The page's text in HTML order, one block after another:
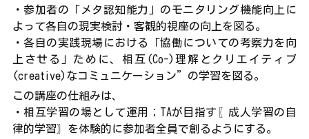
・参加者の「メタ認知能力」のモニタリング機能向上に
よって各自の現実検討・客観的視座の向上を図る。
・各自の実践現場における「協働についての考察力を向
上させる」ために、相互(Co-)理解とクリエイティブ
(creative)なコミュニケーション”の学習を図る。
この講座の仕組みは、
・相互学習の場として運用；TAが目指す〖成人学習の自
律的学習〗を体験的に参加者全員で創るようにする。